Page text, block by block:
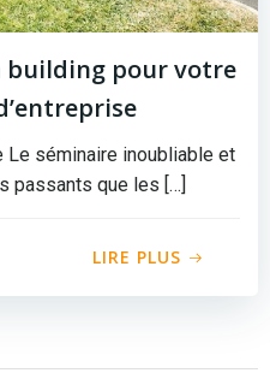
building pour votre
Le séminaire inoubliable et
passants que les […]
LIRE PLUS